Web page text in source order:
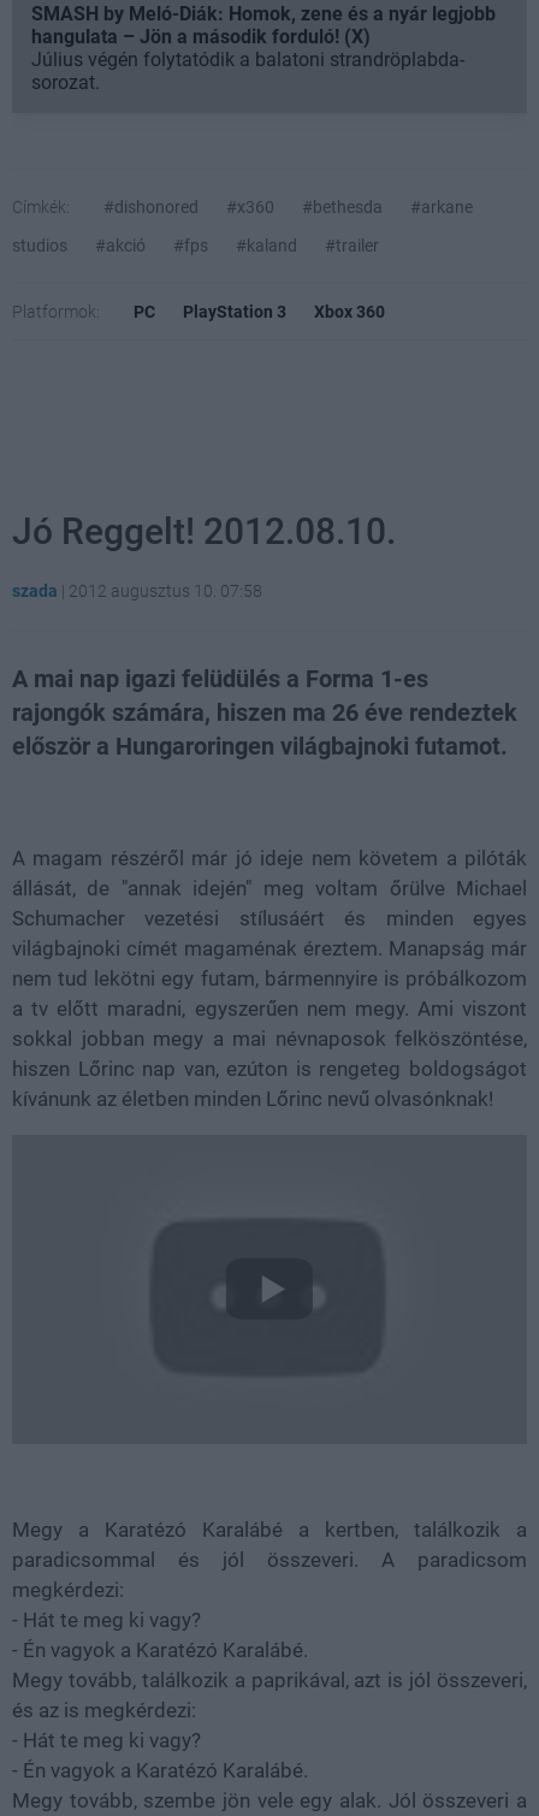
SMASH by Meló-Diák: Homok, zene és a nyár legjobb
hangulata – Jön a második forduló! (X)
Július végén folytatódik a balatoni strandröplabda-
sorozat.
Címkék: #dishonored #x360 #bethesda
#arkane
studios
#akció #fps #kaland #trailer
Platformok: PC PlayStation 3 Xbox 360
Jó Reggelt! 2012.08.10.
szada | 2012 augusztus 10. 07:58
A mai nap igazi felüdülés a Forma 1-es
rajongók számára, hiszen ma 26 éve rendeztek
először a Hungaroringen világbajnoki futamot.
A magam részéről már jó ideje nem követem a pilóták
állását, de "annak idején" meg voltam őrülve Michael
Schumacher vezetési stílusáért és minden egyes
világbajnoki címét magaménak éreztem. Manapság már
nem tud lekötni egy futam, bármennyire is próbálkozom
a tv előtt maradni, egyszerűen nem megy. Ami viszont
sokkal jobban megy a mai névnaposok felköszöntése,
hiszen Lőrinc nap van, ezúton is rengeteg boldogságot
kívánunk az életben minden Lőrinc nevű olvasónknak!
Megy a Karatézó Karalábé a kertben, találkozik a
paradicsommal és jól összeveri. A paradicsom
megkérdezi:
- Hát te meg ki vagy?
- Én vagyok a Karatézó Karalábé.
Megy tovább, találkozik a paprikával, azt is jól összeveri,
és az is megkérdezi:
- Hát te meg ki vagy?
- Én vagyok a Karatézó Karalábé.
Megy tovább, szembe jön vele egy alak. Jól összeveri a